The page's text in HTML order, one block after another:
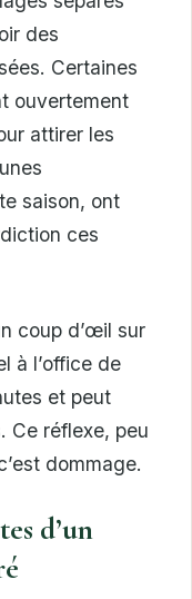
des
Certaines
ouvertement
attirer les
saison, ont
ces
coup d’œil sur
à l’office de
et peut
Ce réflexe, peu
dommage.
d’un